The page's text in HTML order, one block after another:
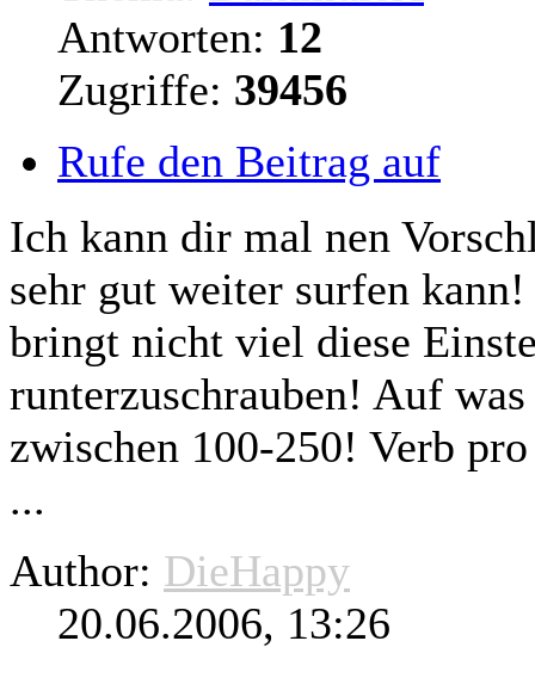
Antworten: 12
Zugriffe: 39456
Rufe den Beitrag auf
Ich kann dir mal nen
sehr gut weiter surfen
bringt nicht viel diese
runterzuschrauben! Auf
zwischen 100-250! Verb
...
Author: DieHappy
20.06.2006, 13:26